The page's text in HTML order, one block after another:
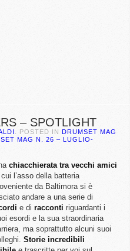
– SPOTLIGHT
. POSTED IN DRUMSET MAG
MAG N. 26 – LUGLIO-
chiacchierata tra vecchi amici
l’asso della batteria
da Baltimora si è
andare a una serie di
e di racconti riguardanti i
esordi e la sua straordinaria
ma soprattutto alcuni suoi
Storie incredibili